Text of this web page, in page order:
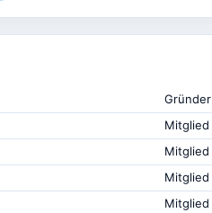
Gründer
Mitglied
Mitglied
Mitglied
Mitglied